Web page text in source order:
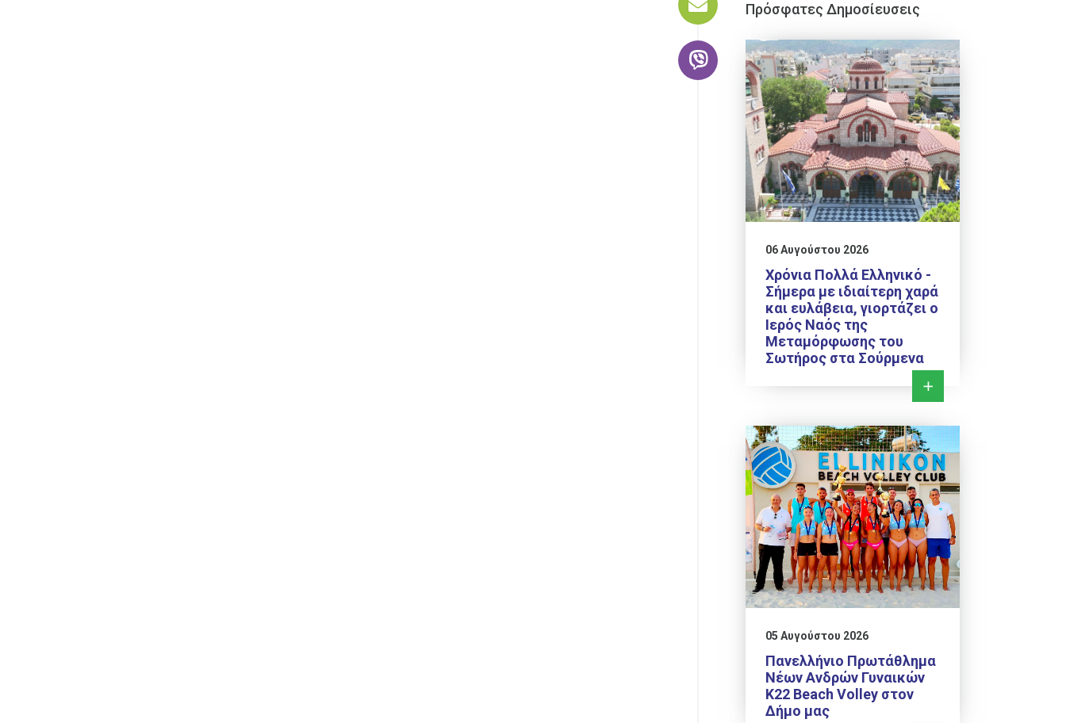
Πρόσφατες Δημοσίευσεις
06 Αυγούστου 2026
Χρόνια Πολλά Ελληνικό -
Σήμερα με ιδιαίτερη χαρά
και ευλάβεια, γιορτάζει ο
Ιερός Ναός της
Μεταμόρφωσης του
Σωτήρος στα Σούρμενα
05 Αυγούστου 2026
Πανελλήνιο Πρωτάθλημα
Νέων Ανδρών Γυναικών
Κ22 Beach Volley στον
Δήμο μας